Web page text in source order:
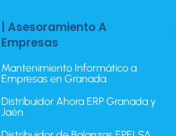
| Asesoramiento A
Empresas
Mantenimiento Informático a
Empresas en Granada
Distribuidor Ahora ERP Granada y
Jaén